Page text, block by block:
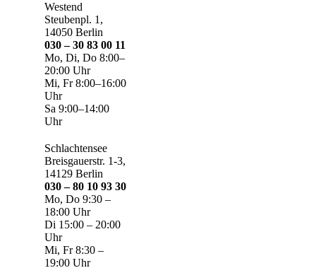
Westend
Steubenpl. 1,
14050 Berlin
030 – 30 83 00 11
Mo, Di, Do 8:00–
20:00 Uhr
Mi, Fr 8:00–16:00
Uhr
Sa 9:00–14:00
Uhr
Schlachtensee
Breisgauerstr. 1-3,
14129 Berlin
030 – 80 10 93 30
Mo, Do 9:30 –
18:00 Uhr
Di 15:00 – 20:00
Uhr
Mi, Fr 8:30 –
19:00 Uhr